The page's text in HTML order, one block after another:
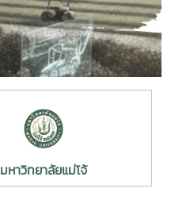
มหาวิทยาลัยแม่โจ้